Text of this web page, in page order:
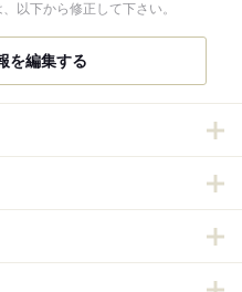
以下から修正して下さい。
を編集する